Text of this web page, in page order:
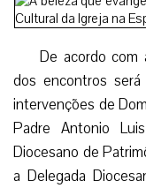
De acordo com
dos encontros
intervenções de
Padre Antonio
Diocesano de
a Delegada